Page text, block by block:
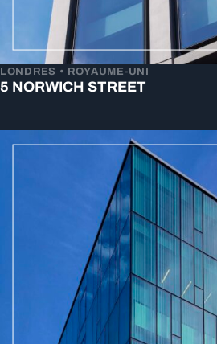
5 NORWICH STREET
LONDRES • ROYAUME-UNI